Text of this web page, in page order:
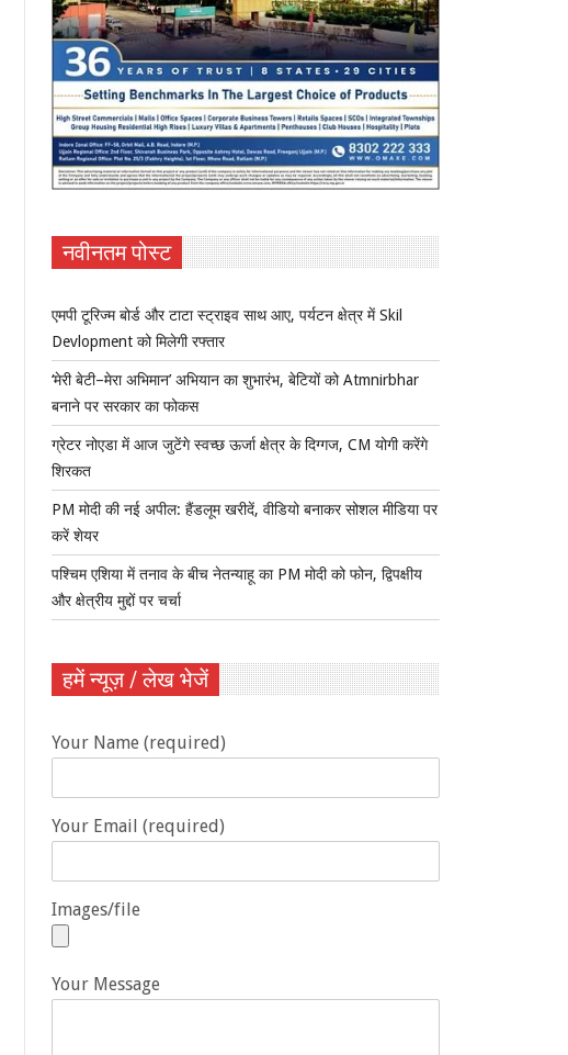
नवीनतम पोस्ट
एमपी टूरिज्म बोर्ड और टाटा स्ट्राइव साथ आए, पर्यटन क्षेत्र में Skil
Devlopment को मिलेगी रफ्तार
‘मेरी बेटी–मेरा अभिमान’ अभियान का शुभारंभ, बेटियों को Atmnirbhar
बनाने पर सरकार का फोकस
ग्रेटर नोएडा में आज जुटेंगे स्वच्छ ऊर्जा क्षेत्र के दिग्गज, CM योगी करेंगे
शिरकत
PM मोदी की नई अपील: हैंडलूम खरीदें, वीडियो बनाकर सोशल मीडिया पर
करें शेयर
पश्चिम एशिया में तनाव के बीच नेतन्याहू का PM मोदी को फोन, द्विपक्षीय
और क्षेत्रीय मुद्दों पर चर्चा
हमें न्यूज़ / लेख भेजें
Your Name (required)
Your Email (required)
Images/file
Your Message